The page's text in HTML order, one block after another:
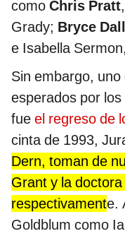
como Chris Pratt
Grady; Bryce
e Isabella
Sin embargo,
esperados por
fue el regreso de
cinta de 1993,
Dern, toman de
Grant y la doctora
respectivamente.
Goldblum como